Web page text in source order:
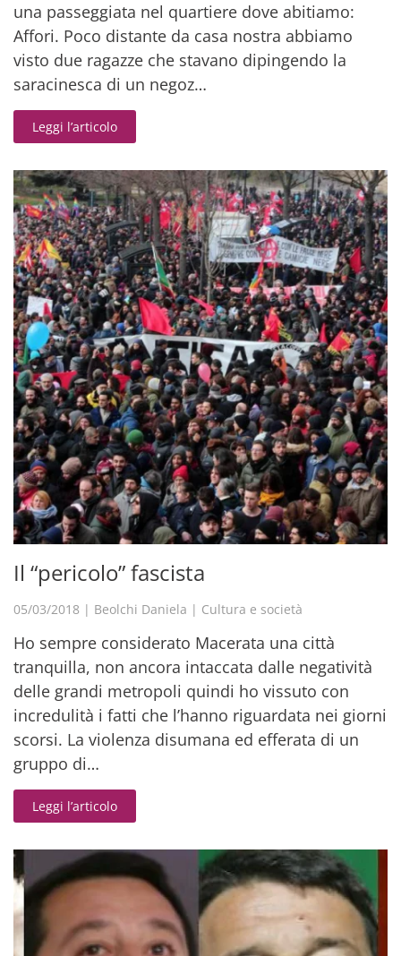
una passeggiata nel quartiere dove abitiamo:
Affori. Poco distante da casa nostra abbiamo
visto due ragazze che stavano dipingendo la
saracinesca di un negoz…
Leggi l’articolo
Il “pericolo” fascista
05/03/2018 | Beolchi Daniela | Cultura e società
Ho sempre considerato Macerata una città
tranquilla, non ancora intaccata dalle negatività
delle grandi metropoli quindi ho vissuto con
incredulità i fatti che l’hanno riguardata nei giorni
scorsi. La violenza disumana ed efferata di un
gruppo di…
Leggi l’articolo